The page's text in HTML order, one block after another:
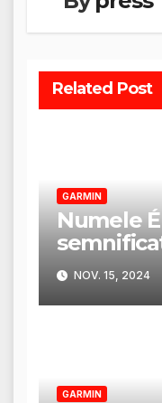
Related Post
GARMIN
Numele
trăsături
NOV. 15, 2024
GARMIN